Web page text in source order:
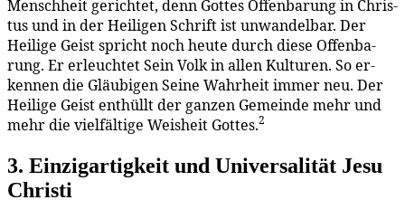
Mensch­heit ge­rich­tet, denn Got­tes Of­fen­ba­rung in Chris­
tus und in der Hei­li­gen Schrift ist un­wan­del­bar. Der
Hei­li­ge Geist spricht noch heu­te durch die­se Of­fen­ba­
rung. Er er­leuch­tet Sein Volk in al­len Kul­tu­ren. So er­
ken­nen die Gläu­bi­gen Sei­ne Wahr­heit im­mer neu. Der
Hei­li­ge Geist ent­hüllt der gan­zen Ge­mein­de mehr und
mehr die viel­fäl­ti­ge Weis­heit Got­tes.2
3. Ein­zig­ar­tig­keit und Uni­ver­sa­li­tät Je­su
Christi